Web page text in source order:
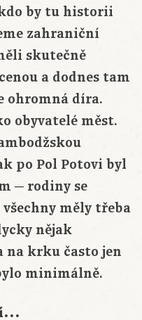
by tu historii
zahraniční
skutečně
a dodnes tam
ohromná díra.
obyvatelé měst.
po Pol Potovi byl
─ rodiny se
měly třeba
nějak
na krku často jen
minimálně.